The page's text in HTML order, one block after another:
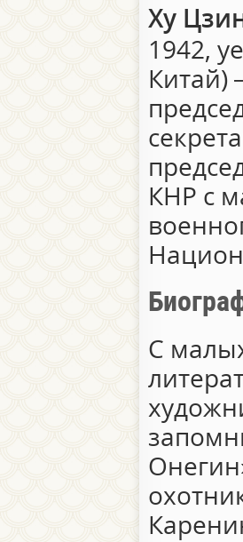
Ху
1942,
Китай)
КНР с
С